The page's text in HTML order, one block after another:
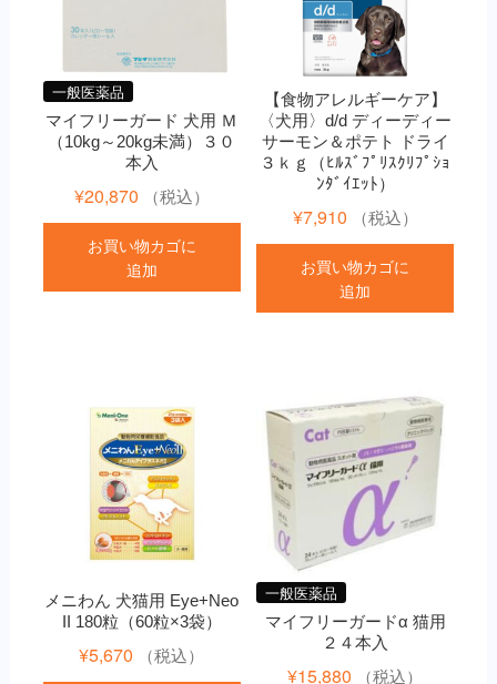
一般医薬品
マイフリーガード 犬用 Ｍ
（10kg～20kg未満）３０
本入
¥20,870 （税込）
お買い物カゴに
追加
【食物アレルギーケア】
〈犬用〉d/d ディーディー
サーモン＆ポテト ドライ
３ｋｇ（ﾋﾙｽﾞﾌﾟﾘｽｸﾘﾌﾟｼｮ
ﾝﾀﾞｲｴｯﾄ）
¥7,910 （税込）
お買い物カゴに
追加
メニわん 犬猫用 Eye+Neo
II 180粒（60粒×3袋）
¥5,670 （税込）
一般医薬品
マイフリーガードα 猫用
２４本入
¥15,880 （税込）